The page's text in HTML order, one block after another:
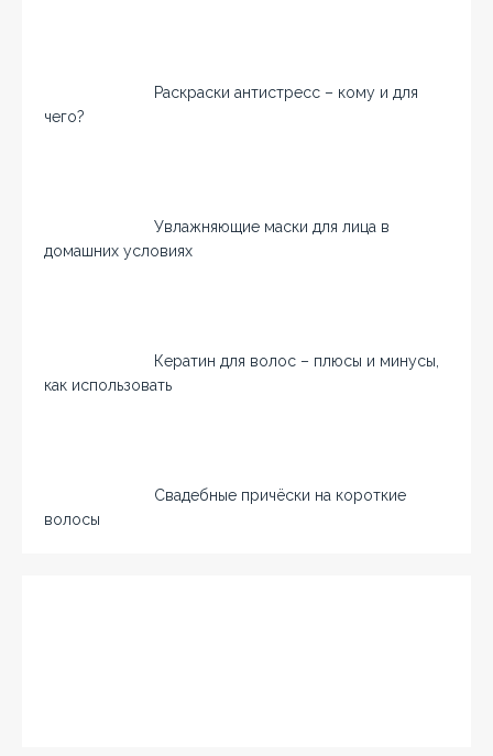
Раскраски антистресс – кому и для
чего?
Увлажняющие маски для лица в
домашних условиях
Кератин для волос – плюсы и минусы,
как использовать
Свадебные причёски на короткие
волосы